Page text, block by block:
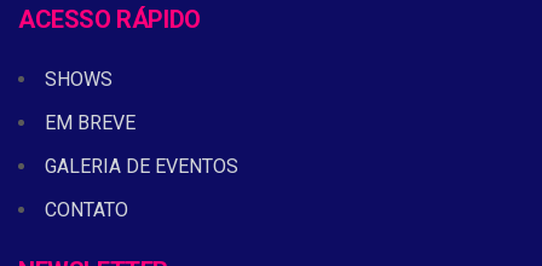
ACESSO RÁPIDO
SHOWS
EM BREVE
GALERIA DE EVENTOS
CONTATO